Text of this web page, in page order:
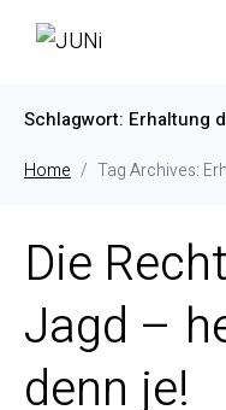
Schlagwort: Erhaltung
Home Tag Archives:
Die
Jagd –
denn je!